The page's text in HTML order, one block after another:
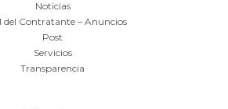
Noticias
del Contratante – Anuncios
Post
Servicios
Transparencia